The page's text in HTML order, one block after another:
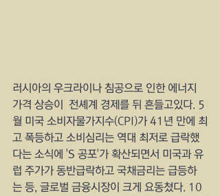
러시아의 우크라이나 침공으로 인한 에너지
가격 상승이  전셰계 경제를 뒤 흔들고있다. 5
월 미국 소비자물가지수(CPI)가 41년 만에 최
고 폭등하고 소비심리는 역대 최저로 급락했
다는 소식에 'S 공포'가 확산되면서 미국과 유
럽 주가가 동반급락하고 국채금리는 급등하
는 등, 글로벌 금융시장이 크게 요동쳤다. 10